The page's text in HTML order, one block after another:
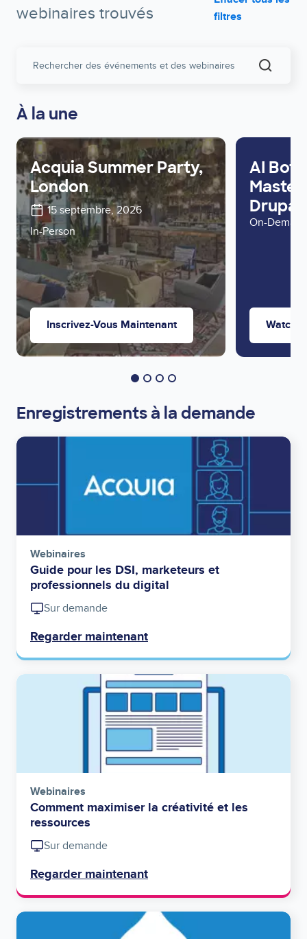
webinaires trouvés
filtres
Events
Webinar
À la une
Acquia Summer Party,
London
15 septembre, 2026
In-Person
Inscrivez-Vous Maintenant
AI
Drupal
On-Demand
Watch
Enregistrements à la demande
Image
Webinaires
Guide pour les DSI, marketeurs et
professionnels du digital
Sur demande
Regarder maintenant
Image
Webinaires
Comment maximiser la créativité et les
ressources
Sur demande
Regarder maintenant
Image